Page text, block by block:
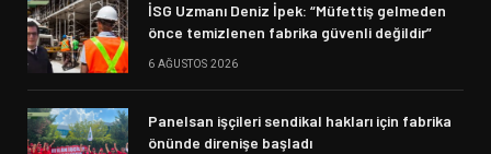
İSG Uzmanı Deniz İpek: “Müfettiş gelmeden
önce temizlenen fabrika güvenli değildir”
6 AĞUSTOS 2026
Panelsan işçileri sendikal hakları için fabrika
önünde direnişe başladı